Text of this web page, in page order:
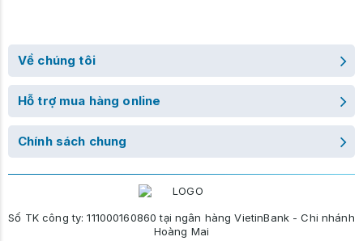
Về chúng tôi
Hỗ trợ mua hàng online
Chính sách chung
Số TK công ty: 111000160860 tại ngân hàng VietinBank - Chi nhánh
Hoàng Mai